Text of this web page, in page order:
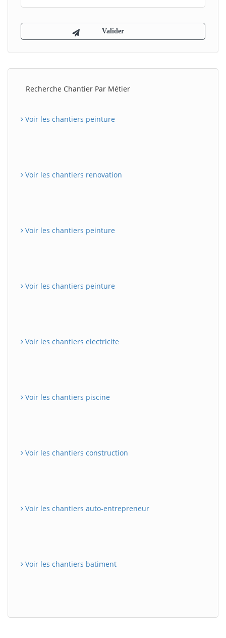
Recherche Chantier Par Métier
Voir les chantiers peinture
Voir les chantiers renovation
Voir les chantiers peinture
Voir les chantiers peinture
Voir les chantiers electricite
Voir les chantiers piscine
Voir les chantiers construction
Voir les chantiers auto-entrepreneur
Voir les chantiers batiment